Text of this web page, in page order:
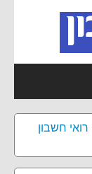
רואי חשבון